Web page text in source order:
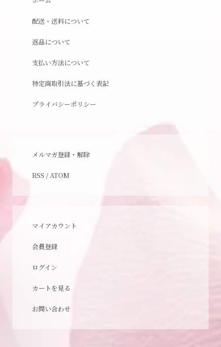
配送・送料について
返品について
支払い方法について
特定商取引法に基づく表記
プライバシーポリシー
メルマガ登録・解除
RSS /ATOM
マイアカウント
会員登録
ログイン
カートを見る
お問い合わせ